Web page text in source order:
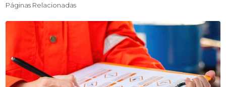
Páginas Relacionadas